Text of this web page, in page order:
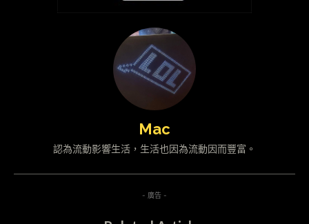
Mac
認為流動影響生活，生活也因為流動因而豐富。
- 廣告 -